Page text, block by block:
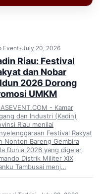
Event•July 20, 2026
Riau: Festival
dan Nobar
2026 Dorong
UMKM
- Kamar
dan Industri (Kadin)
Riau menilai
Festival Rakyat
Nonton Bareng Gembira
Dunia 2026 yang digelar
Distrik Militer XIX
Tambusai menj…